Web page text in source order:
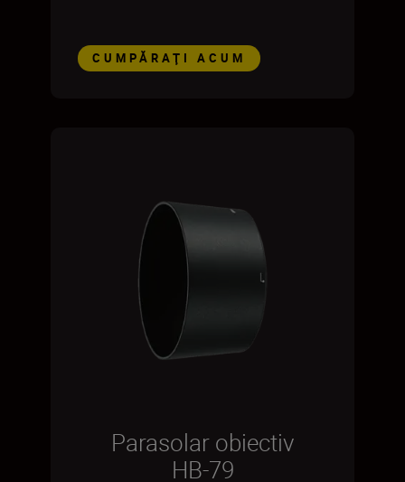
CUMPĂRAŢI ACUM
Parasolar obiectiv
HB-79